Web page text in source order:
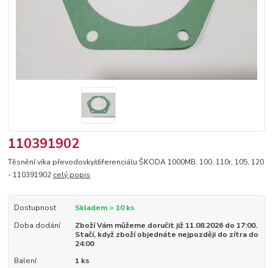
110391902
Těsnění víka převodovky/diferenciálu ŠKODA 1000MB, 100, 110r, 105, 120
- 110391902 celý popis
Dostupnost
Skladem > 10 ks
Doba dodání
Zboží Vám můžeme doručit již 11.08.2026 do 17:00.
Stačí, když zboží objednáte nejpozději do zítra do
24:00
Balení
1 ks